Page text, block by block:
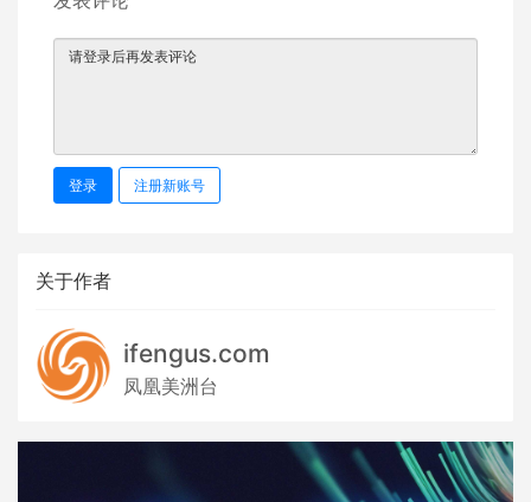
登录 注册新账号
关于作者
ifengus.com
凤凰美洲台